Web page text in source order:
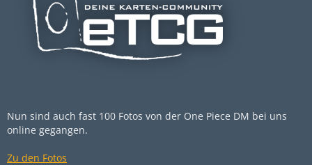
Nun sind auch fast 100 Fotos von der One Piece DM bei uns
online gegangen.
Zu den Fotos